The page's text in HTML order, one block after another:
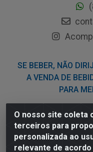
O nosso site coleta
terceiros para
personalizada ao
relevante de
SE BEBER, NÃO
A VENDA DE
PARA
Nordil Distribuidora -
Sesi - Bayeux/